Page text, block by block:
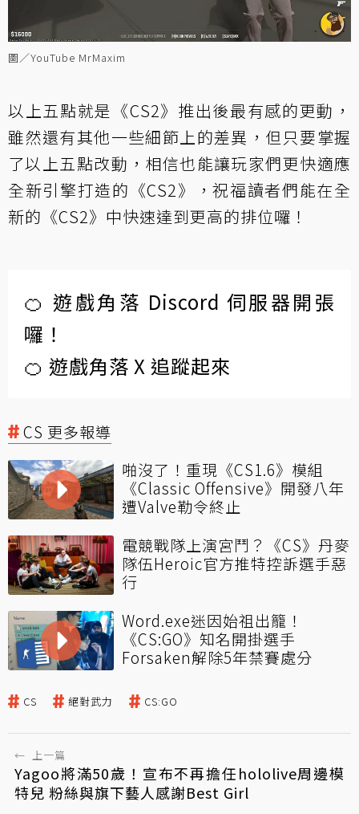
圖／YouTube MrMaxim
以上五點就是《CS2》推出後最有感的更動，
雖然還有其他一些細節上的差異，但只要掌握
了以上五點改動，相信也能讓玩家們更快適應
全新引擎打造的《CS2》，祝福讀者們能在全
新的《CS2》中快速達到更高的排位囉！
🍊 遊戲角落 Discord 伺服器開張
囉！
🍊 遊戲角落 X 追蹤起來
CS 更多報導
啪沒了！重現《CS1.6》模組
《Classic Offensive》開發八年
遭Valve勒令終止
電競戰隊上演宮鬥？《CS》丹麥
隊伍Heroic官方推特控訴選手惡
行
Word.exe迷因始祖出籠！
《CS:GO》知名開掛選手
Forsaken解除5年禁賽處分
CS 絕對武力 CS:GO
← 上一篇
Yagoo將滿50歲！宣布不再擔任hololive周邊模
特兒 粉絲與旗下藝人感謝Best Girl